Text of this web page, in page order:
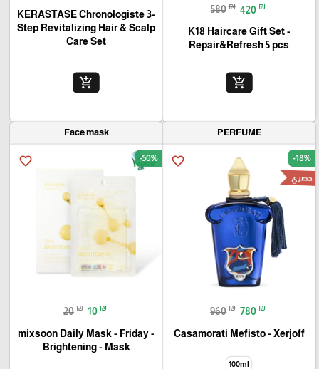
580 ₪ 420 ₪
K18 Haircare Gift Set -
Repair&Refresh 5 pcs
add_shopping_cart
KERASTASE Chronologiste 3-
Step Revitalizing Hair & Scalp
Care Set
add_shopping_cart
PERFUME
favorite_border -18%
حصري
960 ₪ 780 ₪
Casamorati Mefisto - Xerjoff
100ml
Face mask
favorite_border -50%
20 ₪ 10 ₪
mixsoon Daily Mask - Friday -
Brightening - Mask